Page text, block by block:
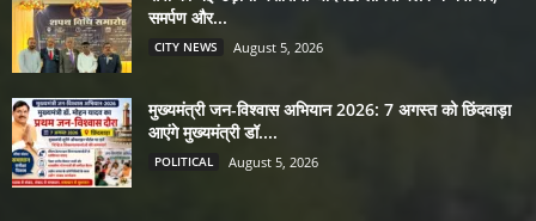
समर्पण और...
CITY NEWS August 5, 2026
मुख्यमंत्री जन-विश्वास अभियान 2026: 7 अगस्त को छिंदवाड़ा
आएंगे मुख्यमंत्री डॉ....
POLITICAL August 5, 2026